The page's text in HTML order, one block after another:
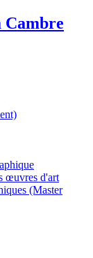
Cambre
œuvres d'art
(Master